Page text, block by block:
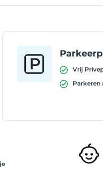
Vrij
Parkeren